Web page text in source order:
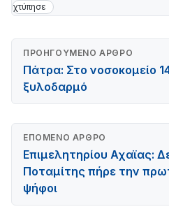
χτύπησε
ΠΡΟΗΓΟΎΜΕΝΟ ΆΡΘΡΟ
Πάτρα: Στο νοσοκομείο
ξυλοδαρμό
ΕΠΌΜΕΝΟ ΆΡΘΡΟ
Επιμελητηρίου Αχαϊας:
Ποταμίτης πήρε την
ψήφοι